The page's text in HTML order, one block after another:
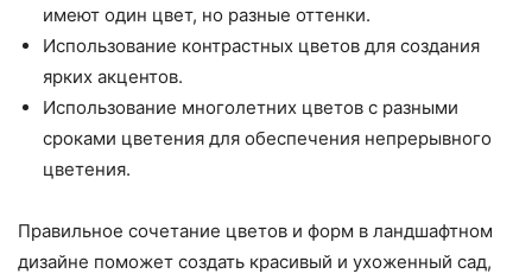
имеют один цвет, но разные оттенки.
Использование контрастных цветов для создания
ярких акцентов.
Использование многолетних цветов с разными
сроками цветения для обеспечения непрерывного
цветения.
Правильное сочетание цветов и форм в ландшафтном
дизайне поможет создать красивый и ухоженный сад,